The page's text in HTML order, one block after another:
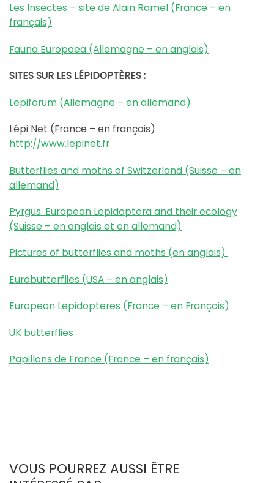
Les Insectes – site de Alain Ramel (France – en
français)
Fauna Europaea (Allemagne – en anglais)
SITES SUR LES LÉPIDOPTÈRES :
Lepiforum (Allemagne – en allemand)
Lépi Net (France – en français)
http://www.lepinet.fr
Butterflies and moths of Switzerland (Suisse – en
allemand)
Pyrgus. European Lepidoptera and their ecology
(Suisse – en anglais et en allemand)
Pictures of butterflies and moths (en anglais)
Eurobutterflies (USA – en anglais)
European Lepidopteres (France – en Français)
UK butterflies
Papillons de France (France – en français)
VOUS POURREZ AUSSI ÊTRE